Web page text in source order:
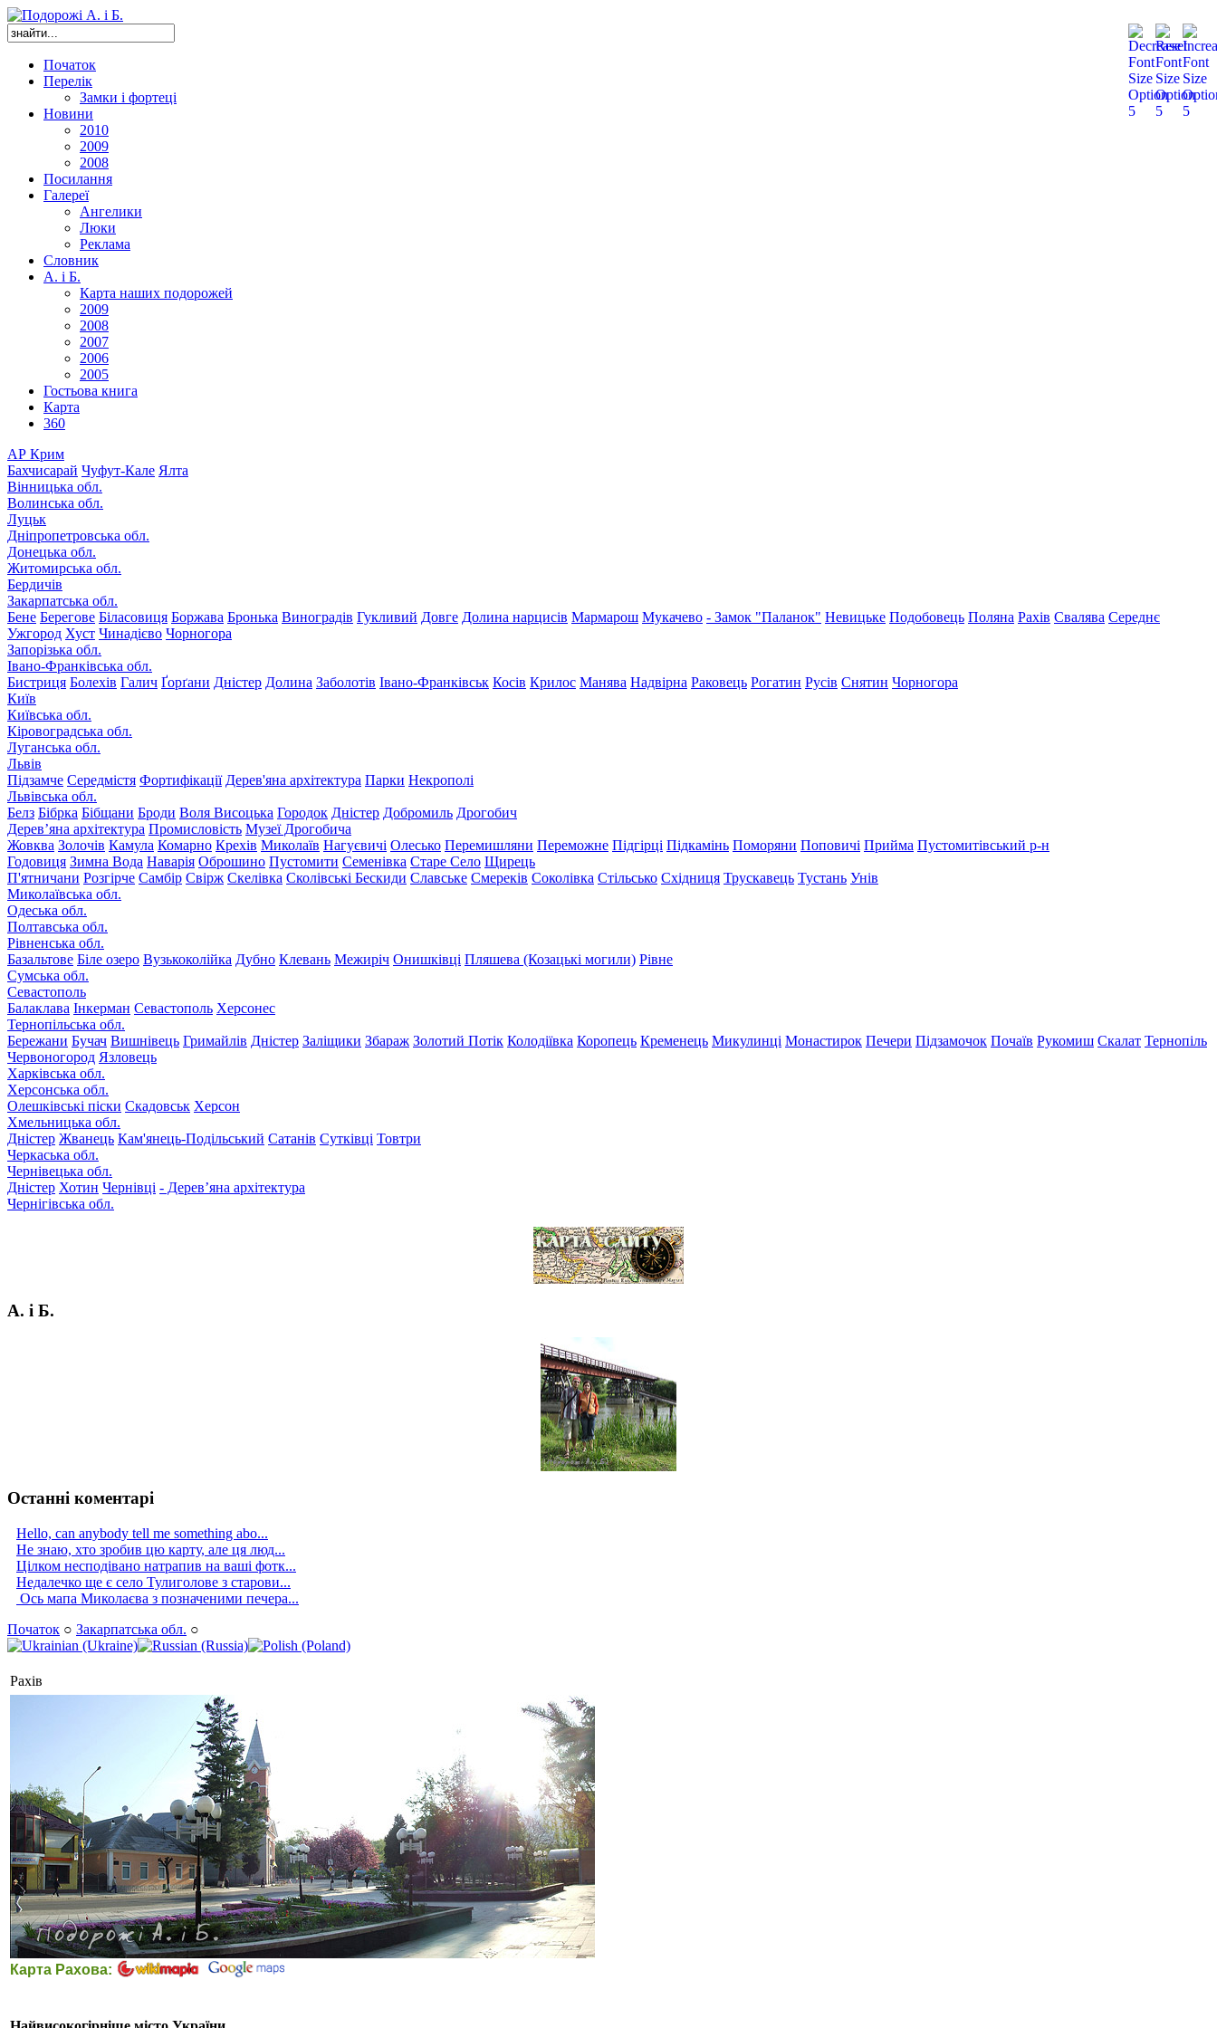
Початок
Перелік
Замки і фортеці
Новини
2010
2009
2008
Посилання
Галереї
Ангелики
Люки
Реклама
Словник
А. і Б.
Карта наших подорожей
2009
2008
2007
2006
2005
Гостьова книга
Карта
360
АР Крим
Бахчисарай Чуфут-Кале Ялта
Вінницька обл.
Волинська обл.
Луцьк
Дніпропетровська обл.
Донецька обл.
Житомирська обл.
Бердичів
Закарпатська обл.
Бене Берегове Біласовиця Боржава Бронька Виноградів Гукливий Довге Долина нарцисів Мармарош Мукачево - Замок "Паланок" Невицьке Подобовець Поляна Рахів Свалява Середнє
Ужгород Хуст Чинадієво Чорногора
Запорізька обл.
Івано-Франківська обл.
Бистриця Болехів Галич Ґорґани Дністер Долина Заболотів Івано-Франківськ Косів Крилос Манява Надвірна Раковець Рогатин Русів Снятин Чорногора
Київ
Київська обл.
Кіровоградська обл.
Луганська обл.
Львів
Підзамче Середмістя Фортифікації Дерев'яна архітектура Парки Некрополі
Львівська обл.
Белз Бібрка Бібщани Броди Воля Висоцька Городок Дністер Добромиль Дрогобич
Дерев’яна архітектура Промисловість Музеї Дрогобича
Жовква Золочів Камула Комарно Крехів Миколаїв Нагуєвичі Олесько Перемишляни Переможне Підгірці Підкамінь Поморяни Поповичі Прийма Пустомитівський р-н
Годовиця Зимна Вода Наварія Оброшино Пустомити Семенівка Старе Село Щирець
П'ятничани Розгірче Самбір Свірж Скелівка Сколівські Бескиди Славське Смереків Соколівка Стільсько Східниця Трускавець Тустань Унів
Миколаївська обл.
Одеська обл.
Полтавська обл.
Рівненська обл.
Базальтове Біле озеро Вузькоколійка Дубно Клевань Межиріч Онишківці Пляшева (Козацькі могили) Рівне
Сумська обл.
Севастополь
Балаклава Інкерман Севастополь Херсонес
Тернопільська обл.
Бережани Бучач Вишнівець Гримайлів Дністер Заліщики Збараж Золотий Потік Колодіївка Коропець Кременець Микулинці Монастирок Печери Підзамочок Почаїв Рукомиш Скалат Тернопіль
Червоногород Язловець
Харківська обл.
Херсонська обл.
Олешківські піски Скадовськ Херсон
Хмельницька обл.
Дністер Жванець Кам'янець-Подільський Сатанів Сутківці Товтри
Черкаська обл.
Чернівецька обл.
Дністер Хотин Чернівці - Дерев’яна архітектура
Чернігівська обл.
А. і Б.
Останні коментарі
Hello, can anybody tell me something abo...
Не знаю, хто зробив цю карту, але ця люд...
Цілком несподівано натрапив на ваші фотк...
Недалечко ще є село Тулиголове з старови...
Ось мапа Миколаєва з позначеними печера...
Початок ○ Закарпатська обл. ○
Рахів
Карта Рахова: